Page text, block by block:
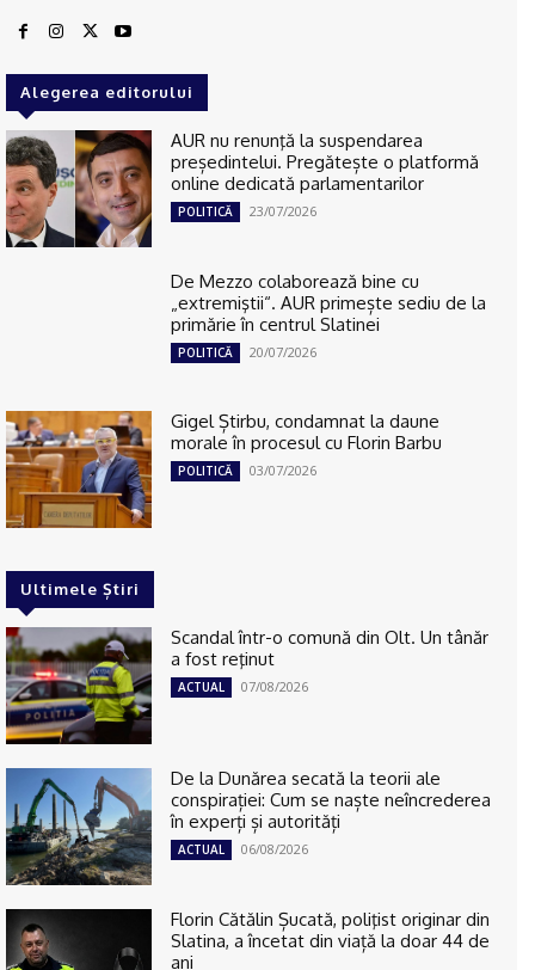
Alegerea editorului
AUR nu renunţă la suspendarea
președintelui. Pregătește o platformă
online dedicată parlamentarilor
POLITICĂ 23/07/2026
De Mezzo colaborează bine cu
„extremiştii“. AUR primește sediu de la
primărie în centrul Slatinei
POLITICĂ 20/07/2026
Gigel Știrbu, condamnat la daune
morale în procesul cu Florin Barbu
POLITICĂ 03/07/2026
Ultimele Știri
Scandal într-o comună din Olt. Un tânăr
a fost reţinut
ACTUAL 07/08/2026
De la Dunărea secată la teorii ale
conspirației: Cum se naște neîncrederea
în experți și autorități
ACTUAL 06/08/2026
Florin Cătălin Șucată, poliţist originar din
Slatina, a încetat din viață la doar 44 de
ani